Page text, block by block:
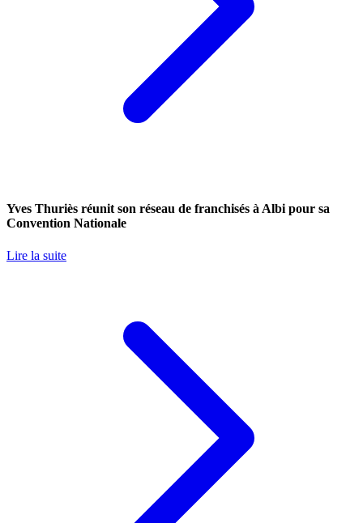
Yves Thuriès réunit son réseau de franchisés à Albi pour sa
Convention Nationale
Lire la suite